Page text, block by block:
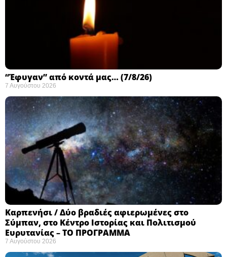
“Έφυγαν” από κοντά μας… (7/8/26)
7 Αυγούστου 2026
Καρπενήσι / Δύο βραδιές αφιερωμένες στο
Σύμπαν, στο Κέντρο Ιστορίας και Πολιτισμού
Ευρυτανίας – ΤΟ ΠΡΟΓΡΑΜΜΑ
7 Αυγούστου 2026